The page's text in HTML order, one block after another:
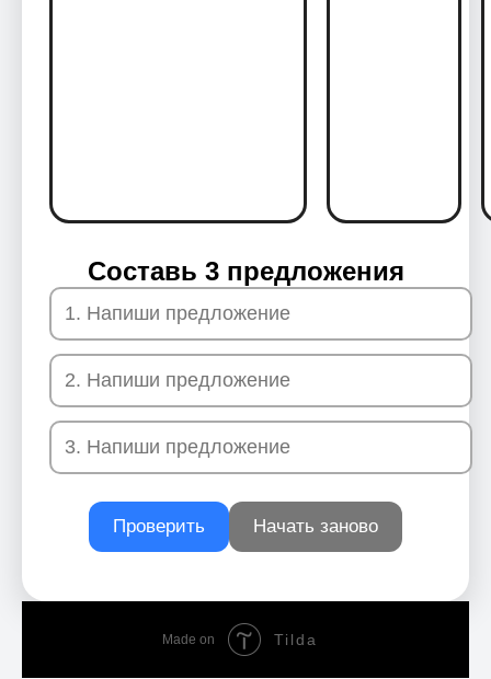
Составь 3 предложения
Проверить Начать заново
Made on Tilda